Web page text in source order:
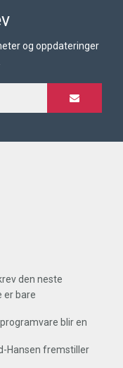
og oppdateringer
den neste
er bare
blir en
Hansen fremstiller